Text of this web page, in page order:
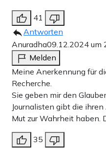
41
Antworten
Anuradha09.12.2024 um
Melden
Meine Anerkennung für
Recherche.
Sie geben mir den
Journalisten gibt die
Mut zur Wahrheit haben.
35